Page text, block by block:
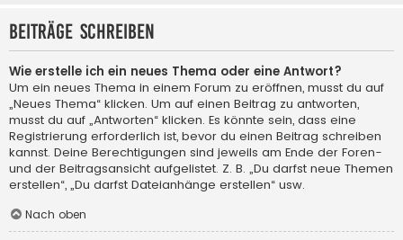
Beiträge schreiben
Wie erstelle ich ein neues Thema oder eine Antwort?
Um ein neues Thema in einem Forum zu eröffnen, musst du auf
„Neues Thema“ klicken. Um auf einen Beitrag zu antworten,
musst du auf „Antworten“ klicken. Es könnte sein, dass eine
Registrierung erforderlich ist, bevor du einen Beitrag schreiben
kannst. Deine Berechtigungen sind jeweils am Ende der Foren-
und der Beitragsansicht aufgelistet. Z. B. „Du darfst neue Themen
erstellen“, „Du darfst Dateianhänge erstellen“ usw.
Nach oben